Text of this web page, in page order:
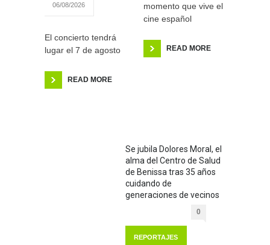
06/08/2026
El concierto tendrá
lugar el 7 de agosto
READ MORE
momento que vive el
cine español
READ MORE
Se jubila Dolores Moral, el
alma del Centro de Salud
de Benissa tras 35 años
cuidando de
generaciones de vecinos
0
REPORTAJES